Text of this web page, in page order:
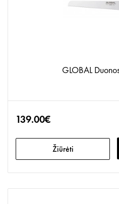
GLOBAL
139.00€
Žiūrėti